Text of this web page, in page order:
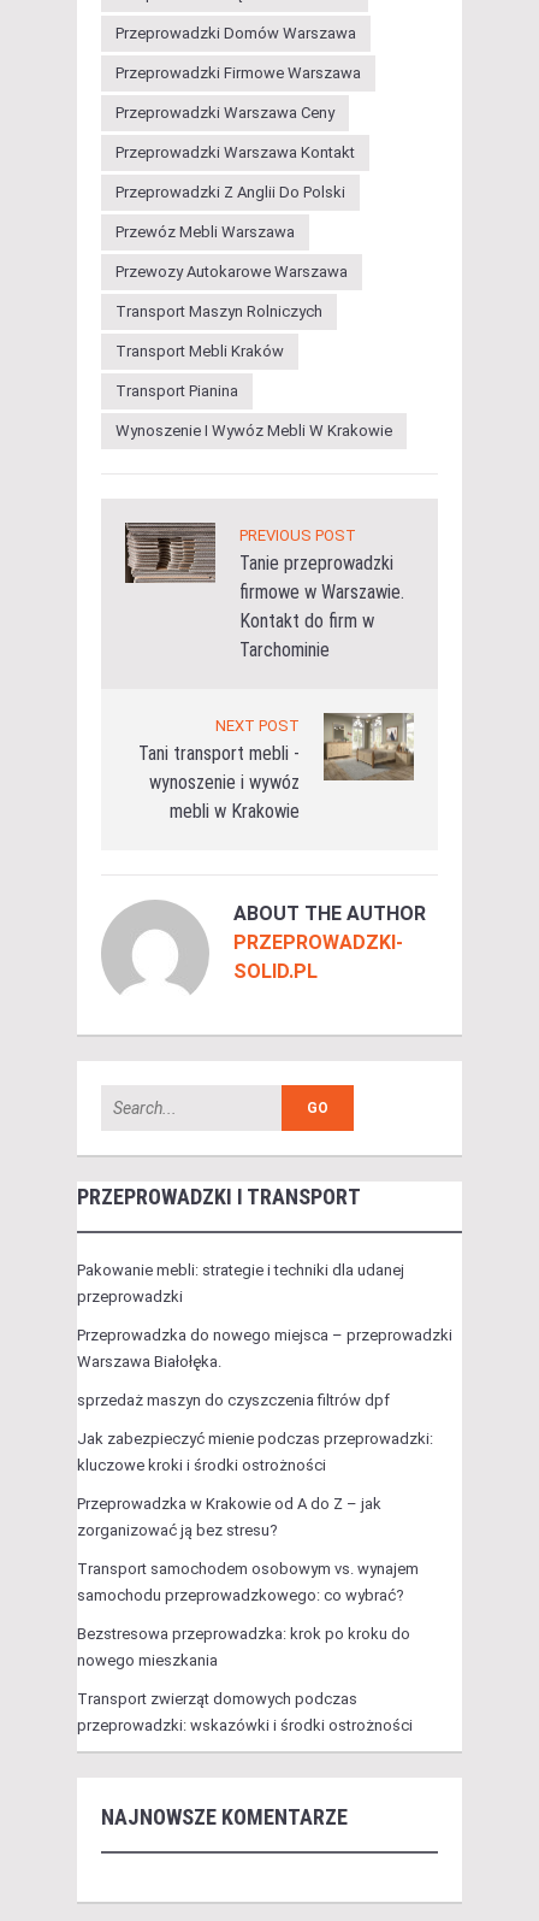
Przeprowadzki Domów Warszawa
Przeprowadzki Firmowe Warszawa
Przeprowadzki Warszawa Ceny
Przeprowadzki Warszawa Kontakt
Przeprowadzki Z Anglii Do Polski
Przewóz Mebli Warszawa
Przewozy Autokarowe Warszawa
Transport Maszyn Rolniczych
Transport Mebli Kraków
Transport Pianina
Wynoszenie I Wywóz Mebli W Krakowie
PREVIOUS POST
Tanie przeprowadzki
firmowe w Warszawie.
Kontakt do firm w
Tarchominie
NEXT POST
Tani transport mebli -
wynoszenie i wywóz
mebli w Krakowie
ABOUT THE AUTHOR
PRZEPROWADZKI-
SOLID.PL
PRZEPROWADZKI I TRANSPORT
Pakowanie mebli: strategie i techniki dla udanej
przeprowadzki
Przeprowadzka do nowego miejsca – przeprowadzki
Warszawa Białołęka.
sprzedaż maszyn do czyszczenia filtrów dpf
Jak zabezpieczyć mienie podczas przeprowadzki:
kluczowe kroki i środki ostrożności
Przeprowadzka w Krakowie od A do Z – jak
zorganizować ją bez stresu?
Transport samochodem osobowym vs. wynajem
samochodu przeprowadzkowego: co wybrać?
Bezstresowa przeprowadzka: krok po kroku do
nowego mieszkania
Transport zwierząt domowych podczas
przeprowadzki: wskazówki i środki ostrożności
NAJNOWSZE KOMENTARZE